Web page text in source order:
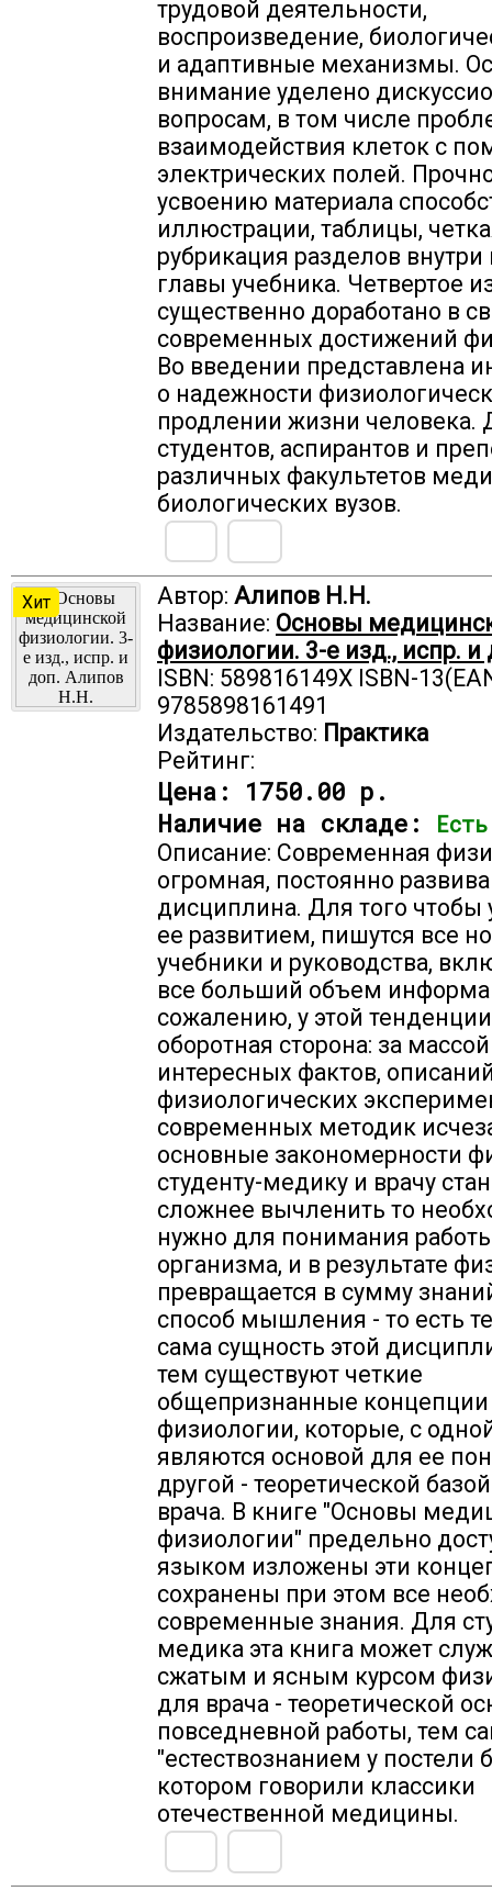
трудовой деятельности,
воспроизведение,
и адаптивные механизмы.
внимание уделено
вопросам, в том числе
взаимодействия клеток с
электрических полей.
усвоению материала
иллюстрации, таблицы,
рубрикация разделов
главы учебника. Четвертое
существенно доработано в
современных достижений
Во введении представлена
о надежности
продлении жизни человека.
студентов, аспирантов и
различных факультетов
биологических вузов.
Хит Автор: Алипов Н.Н.
Название: Основы
физиологии. 3-е изд., испр. и
ISBN: 589816149X ISBN-
9785898161491
Издательство: Практика
Рейтинг:
Цена: 1750.00 р.
Наличие на складе:
Описание: Современная
огромная, постоянно
дисциплина. Для того чтобы
ее развитием, пишутся все
учебники и руководства,
все больший объем
сожалению, у этой
оборотная сторона: за
интересных фактов,
физиологических
современных методик
основные закономерности
студенту-медику и врачу
сложнее вычленить то
нужно для понимания
организма, и в результате
превращается в сумму
способ мышления - то есть
сама сущность этой
тем существуют четкие
общепризнанные концепции
физиологии, которые, с
являются основой для ее
другой - теоретической
врача. В книге "Основы
физиологии" предельно
языком изложены эти
сохранены при этом все
современные знания. Для
медика эта книга может
сжатым и ясным курсом
для врача - теоретической
повседневной работы, тем
"естествознанием у постели
котором говорили классики
отечественной медицины.